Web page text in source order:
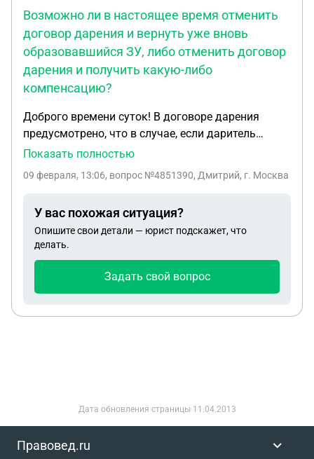
Возможно ли в настоящее время отменить
договор дарения и вернуть уже вновь
образовавшийся ЗУ, либо отменить договор
дарения и получить какую-либо
компенсацию?
Доброго времени суток! В договоре дарения
предусмотрено, что в случае, если даритель
переживет одаряемого договор дарения может
умер. В натуре ЗУ не сохранился. Возможно ли в
вернуть уже вновь образовавшийся ЗУ, либо
отменить договор дарения и получить какую-
либо компенсацию?
Показать полностью
09 февраля, 13:06, вопрос №4851390, Дмитрий, г. Москва
У вас похожая ситуация?
Опишите свои детали — юрист подскажет, что
делать.
Задать свой вопрос
Дата обновления страницы 11.04.2013
Правовед.ru